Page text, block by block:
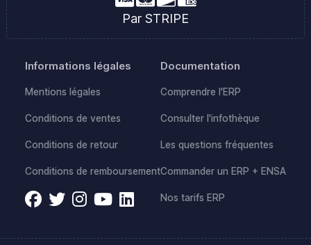
Par STRIPE
Informations légales
Mentions légales
Conditions de ventes
Conditions de retour
Conditions de remboursement
Documentation
Comprendre l'ERP
Consulter l'infothèque
Les questions fréquentes
Commander un ERP + ENSA
Nos tarifs ERP